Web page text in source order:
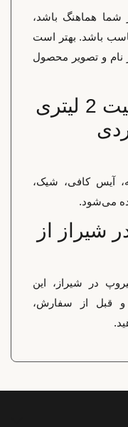
هماهنگ باشد،
باشد. بهتر است
و تصویر محصول
سیروپ ایریش کاسیت 2 لیتری
آیس کافی، شیک،
می‌شود.
از
در شیراز، این
قبل از سفارش،